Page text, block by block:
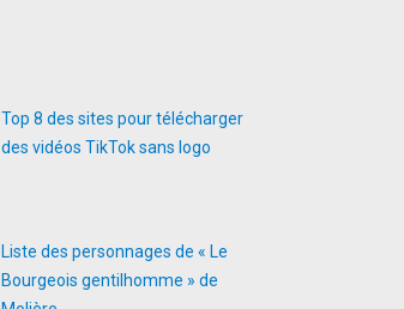
Top 8 des sites pour télécharger
des vidéos TikTok sans logo
Liste des personnages de « Le
Bourgeois gentilhomme » de